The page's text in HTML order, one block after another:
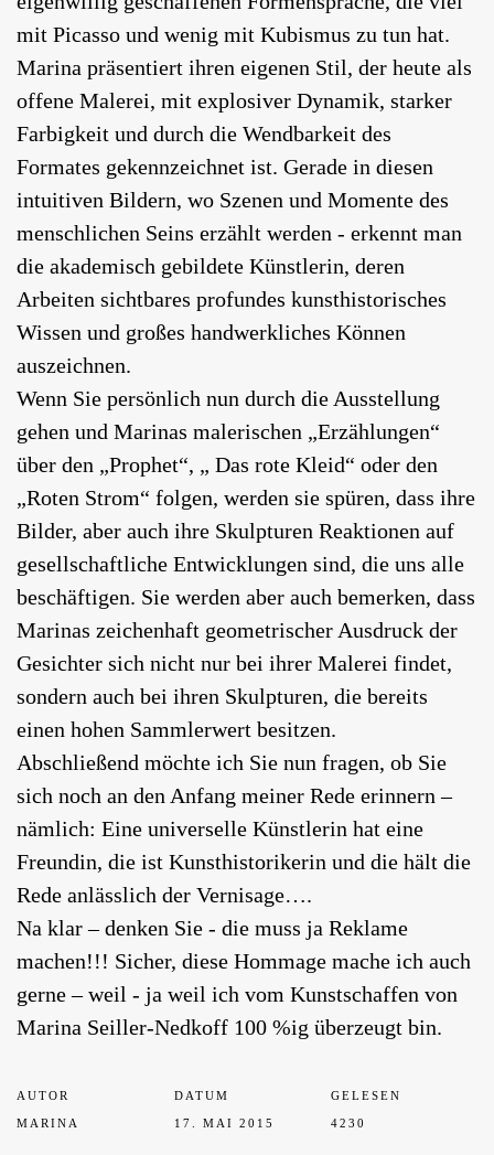
mit Picasso und wenig mit Kubismus zu tun hat.
Marina präsentiert ihren eigenen Stil, der heute als
offene Malerei, mit explosiver Dynamik, starker
Farbigkeit und durch die Wendbarkeit des
Formates gekennzeichnet ist. Gerade in diesen
intuitiven Bildern, wo Szenen und Momente des
menschlichen Seins erzählt werden - erkennt man
die akademisch gebildete Künstlerin, deren
Arbeiten sichtbares profundes kunsthistorisches
Wissen und großes handwerkliches Können
auszeichnen.
Wenn Sie persönlich nun durch die Ausstellung
gehen und Marinas malerischen „Erzählungen“
über den „Prophet“, „ Das rote Kleid“ oder den
„Roten Strom“ folgen, werden sie spüren, dass ihre
Bilder, aber auch ihre Skulpturen Reaktionen auf
gesellschaftliche Entwicklungen sind, die uns alle
beschäftigen. Sie werden aber auch bemerken, dass
Marinas zeichenhaft geometrischer Ausdruck der
Gesichter sich nicht nur bei ihrer Malerei findet,
sondern auch bei ihren Skulpturen, die bereits
einen hohen Sammlerwert besitzen.
Abschließend möchte ich Sie nun fragen, ob Sie
sich noch an den Anfang meiner Rede erinnern –
nämlich: Eine universelle Künstlerin hat eine
Freundin, die ist Kunsthistorikerin und die hält die
Rede anlässlich der Vernisage….
Na klar – denken Sie - die muss ja Reklame
machen!!! Sicher, diese Hommage mache ich auch
gerne – weil - ja weil ich vom Kunstschaffen von
Marina Seiller-Nedkoff 100 %ig überzeugt bin.
AUTOR
MARINA
DATUM
17. MAI 2015
GELESEN
4230